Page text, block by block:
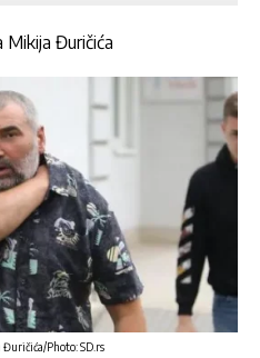
Mikija Đuričića
Photo: SD.rs